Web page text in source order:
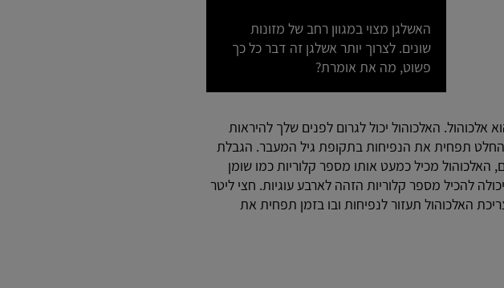
האשלגן מצוי במגוון רחב של מזונות
שונים. לצרוך יותר אשלגן זה דבר כל כך
פשוט, מה את אומרת?
האלכוהול יכול לגרום לפנים שלך להיראות
תפחית את הנפיחות בתקופת גיל המעבר. הגבלת
להימנע מעלייה במשקל. עם כ-7 קלוריות לגרם, האלכוהול מכיל כמעט אותו מספר קלוריות כמו שומן
כוס יין יכולה להכיל מספר קלוריות הזהה לארבע עוגיות. חצי ליטר
האלכוהול תעזור לנפיחות ובו בזמן תפחית את